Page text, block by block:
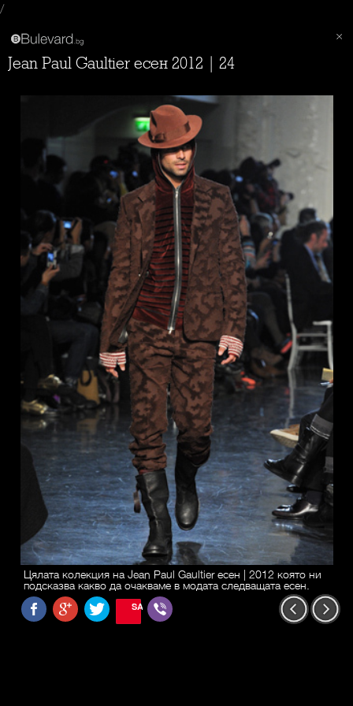
/
Jean Paul Gaultier есен 2012 | 24
Цялата колекция на Jean Paul Gaultier есен | 2012 която ни
подсказва какво да очакваме в модата следващата есен.
SAVE